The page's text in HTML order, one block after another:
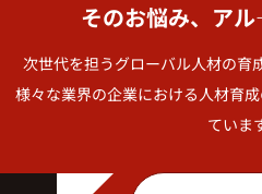
そのお悩み、ア
次世代を担うグローバル人材の育
様々な業界の企業における人材育
ていま